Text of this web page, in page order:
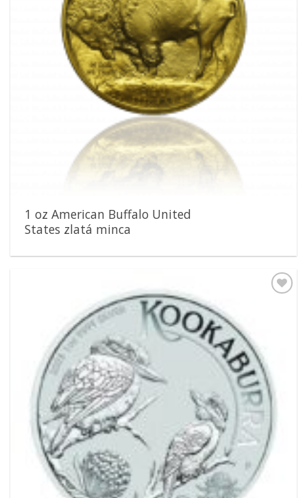
1 oz American Buffalo United
States zlatá minca